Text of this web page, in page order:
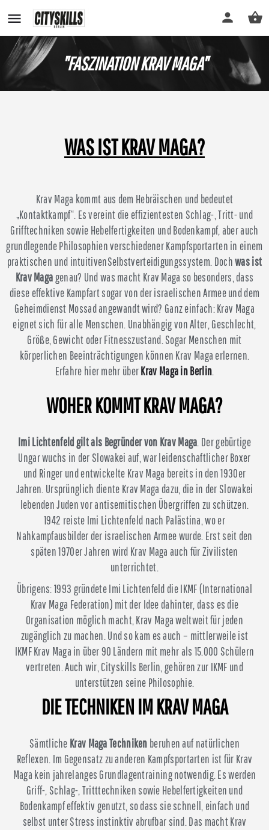
"FASZINATION KRAV MAGA"
WAS IST KRAV MAGA?
Krav Maga kommt aus dem Hebräischen und bedeutet
„Kontaktkampf“. Es vereint die effizientesten Schlag-, Tritt- und
Grifftechniken sowie Hebelfertigkeiten und Bodenkampf, aber auch
grundlegende Philosophien verschiedener Kampfsportarten in einem
praktischen und intuitivenSelbstverteidigungssystem. Dochwas ist
Krav Maga genau? Und was macht Krav Maga so besonders, dass
diese effektive Kampfart sogar von der israelischen Armee und dem
Geheimdienst Mossad angewandt wird? Ganz einfach: Krav Maga
eignet sich für alle Menschen. Unabhängig von Alter, Geschlecht,
Größe, Gewicht oder Fitnesszustand. Sogar Menschen mit
körperlichen Beeinträchtigungen können Krav Maga erlernen.
Erfahre hier mehr überKrav Maga in Berlin.
WOHER KOMMT KRAV MAGA?
Imi Lichtenfeld gilt als Begründer von Krav Maga. Der gebürtige
Ungar wuchs in der Slowakei auf, war leidenschaftlicher Boxer
und Ringer und entwickelte Krav Maga bereits in den 1930er
Jahren. Ursprünglich diente Krav Maga dazu, die in der Slowakei
lebenden Juden vor antisemitischen Übergriffen zu schützen.
1942 reiste Imi Lichtenfeld nach Palästina, wo er
Nahkampfausbilder der israelischen Armee wurde. Erst seit den
späten 1970er Jahren wird Krav Maga auch für Zivilisten
unterrichtet.
Übrigens: 1993 gründete Imi Lichtenfeld die IKMF (International
Krav Maga Federation) mit der Idee dahinter, dass es die
Organisation möglich macht, Krav Maga weltweit für jeden
zugänglich zu machen. Und so kam es auch – mittlerweile ist
IKMF Krav Maga in über 90 Ländern mit mehr als 15.000 Schülern
vertreten. Auch wir, Cityskills Berlin, gehören zur IKMF und
unterstützen seine Philosophie.
DIE TECHNIKEN IM KRAV MAGA
Sämtliche Krav Maga Techniken beruhen auf natürlichen
Reflexen. Im Gegensatz zu anderen Kampfsportarten ist für Krav
Maga kein jahrelanges Grundlagentraining notwendig. Es werden
Griff-, Schlag-, Tritttechniken sowie Hebelfertigkeiten und
Bodenkampf effektiv genutzt, so dass sie schnell, einfach und
selbst unter Stress instinktiv abrufbar sind. Das macht Krav